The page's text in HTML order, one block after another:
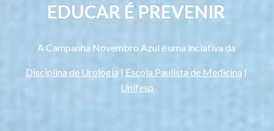
EDUCAR É PREVENIR
A Campanha Novembro Azul é uma inciativa da
Disciplina de Urologia | Escola Paulista de Medicina
Unifesp